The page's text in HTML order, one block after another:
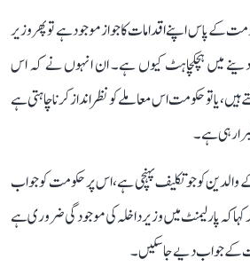
کے پاس اپنے اقدامات کا جواز موجود ہے تو پھر وزیر
دینے میں ہچکچاہٹ کیوں ہے۔ ان انہوں نے کہ اس
یا تو حکومت اس معاملے کو نظر انداز کرنا چاہتی ہے
رہی ہے۔
والدین کو جو تکلیف پہنچی ہے، اس پر حکومت کو جواب
کہ پارلیمنٹ میں وزیر داخلہ کی موجودگی ضروری ہے
کے جواب دیے جا سکیں۔